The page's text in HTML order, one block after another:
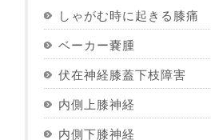
しゃがむ時に起きる膝痛
ベーカー嚢腫
伏在神経膝蓋下枝障害
内側上膝神経
内側下膝神経